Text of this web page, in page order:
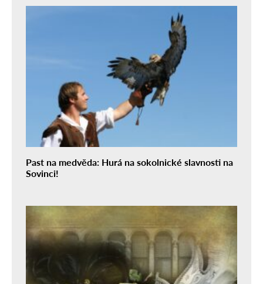
Past na medvěda: Hurá na sokolnické slavnosti na
Sovinci!